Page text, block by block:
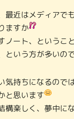
最近はメディアで
ますか
ート、というこ
という方が多いの
気持ちになるので
と思います
構楽しく、夢中に